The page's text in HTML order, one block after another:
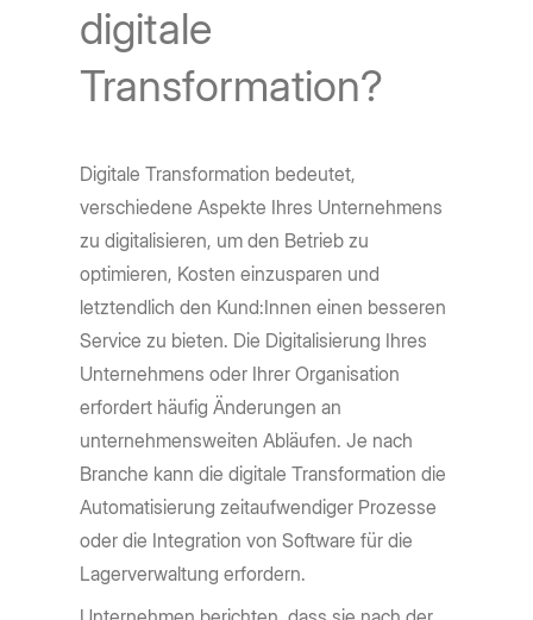
digitale
Transformation?
Digitale Transformation bedeutet,
verschiedene Aspekte Ihres Unternehmens
zu digitalisieren, um den Betrieb zu
optimieren, Kosten einzusparen und
letztendlich den Kund:Innen einen besseren
Service zu bieten. Die Digitalisierung Ihres
Unternehmens oder Ihrer Organisation
erfordert häufig Änderungen an
unternehmensweiten Abläufen. Je nach
Branche kann die digitale Transformation die
Automatisierung zeitaufwendiger Prozesse
oder die Integration von Software für die
Lagerverwaltung erfordern.